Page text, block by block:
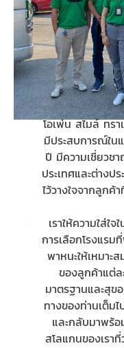
โอเพ่น สไมล์ ทร
มีประสบการณ์ใน
ปี มีความเชี่ยวช
ประเทศและต่างป
ไว้วางใจจากลูกค้
เราให้ความใส่ใ
การเลือกโรงแร
พาหนะให้เหมาะ
ของลูกค้าแต่ล
มาตรฐานและสุข
ทางของท่านเต็ม
และกลับมาพร้
สโลแกนของเรา